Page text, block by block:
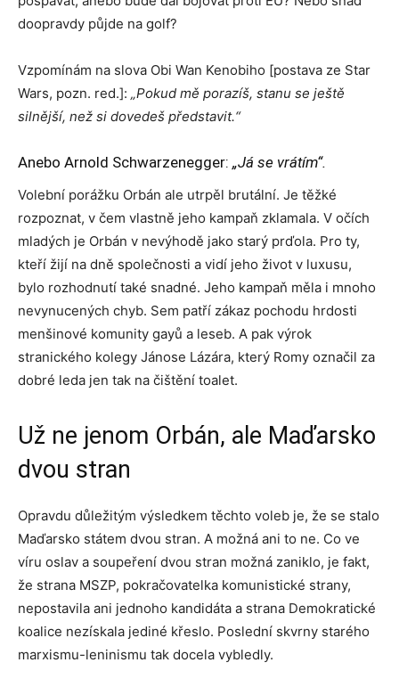
doopravdy půjde na golf?
Vzpomínám na slova Obi Wan Kenobiho [postava ze Star
Wars, pozn. red.]: „Pokud mě porazíš, stanu se ještě
silnější, než si dovedeš představit.“
Anebo Arnold Schwarzenegger: „Já se vrátím“.
Volební porážku Orbán ale utrpěl brutální. Je těžké
rozpoznat, v čem vlastně jeho kampaň zklamala. V očích
mladých je Orbán v nevýhodě jako starý prďola. Pro ty,
kteří žijí na dně společnosti a vidí jeho život v luxusu,
bylo rozhodnutí také snadné. Jeho kampaň měla i mnoho
nevynucených chyb. Sem patří zákaz pochodu hrdosti
menšinové komunity gayů a leseb. A pak výrok
stranického kolegy Jánose Lázára, který Romy označil za
dobré leda jen tak na čištění toalet.
Už ne jenom Orbán, ale Maďarsko
dvou stran
Opravdu důležitým výsledkem těchto voleb je, že se stalo
Maďarsko státem dvou stran. A možná ani to ne. Co ve
víru oslav a soupeření dvou stran možná zaniklo, je fakt,
že strana MSZP, pokračovatelka komunistické strany,
nepostavila ani jednoho kandidáta a strana Demokratické
koalice nezískala jediné křeslo. Poslední skvrny starého
marxismu-leninismu tak docela vybledly.